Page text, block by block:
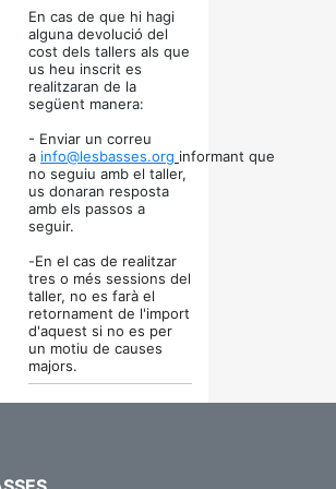
En cas de que hi hagi
alguna devolució del
cost dels tallers als que
us heu inscrit es
realitzaran de la
següent manera:
- Enviar un correu
a info@lesbasses.org informant que
no seguiu amb el taller,
us donaran resposta
amb els passos a
seguir.
-En el cas de realitzar
tres o més sessions del
taller, no es farà el
retornament de l'import
d'aquest si no es per
un motiu de causes
majors.